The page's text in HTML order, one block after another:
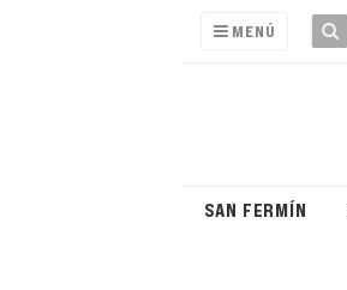
MENÚ
SAN FERMÍN